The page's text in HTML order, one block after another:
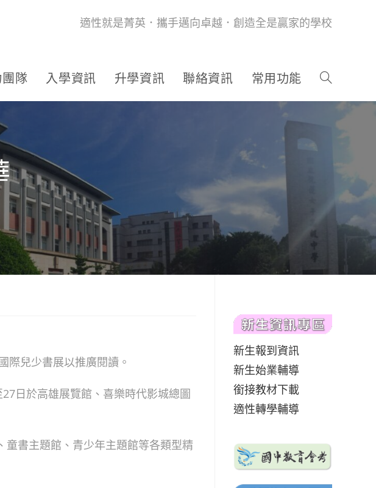
適性就是菁英．攜手邁向卓越．創造全是贏家的學校
隊 入學資訊 升學資訊 聯絡資訊 常用功能
際兒少書展以推廣閱讀。
日於高雄展覽館、喜樂時代影城總圖
書主題館、青少年主題館等各類型精
新生報到資訊
新生始業輔導
銜接教材下載
適性轉學輔導